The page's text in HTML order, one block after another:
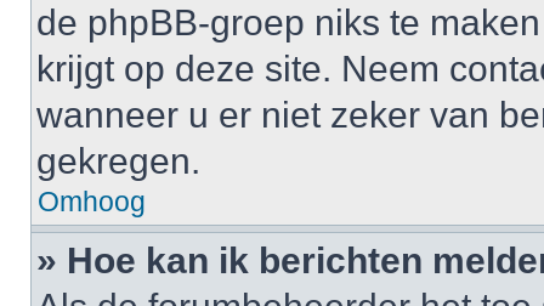
de phpBB-groep niks te
krijgt op deze site. Neem
wanneer u er niet zeker van
gekregen.
Omhoog
» Hoe kan ik berichten